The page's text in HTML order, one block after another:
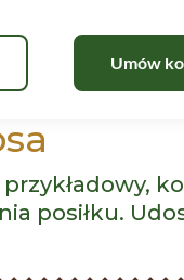
posiłku.